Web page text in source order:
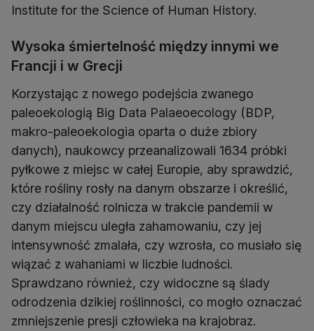
Institute for the Science of Human History.
Wysoka śmiertelność między innymi we
Francji i w Grecji
Korzystając z nowego podejścia zwanego
paleoekologią Big Data Palaeoecology (BDP,
makro-paleoekologia oparta o duże zbiory
danych), naukowcy przeanalizowali 1634 próbki
pyłkowe z miejsc w całej Europie, aby sprawdzić,
które rośliny rosły na danym obszarze i określić,
czy działalność rolnicza w trakcie pandemii w
danym miejscu uległa zahamowaniu, czy jej
intensywność zmalała, czy wzrosła, co musiało się
wiązać z wahaniami w liczbie ludności.
Sprawdzano również, czy widoczne są ślady
odrodzenia dzikiej roślinności, co mogło oznaczać
zmniejszenie presji człowieka na krajobraz.